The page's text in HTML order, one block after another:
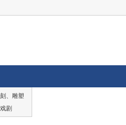
、雕塑
剧